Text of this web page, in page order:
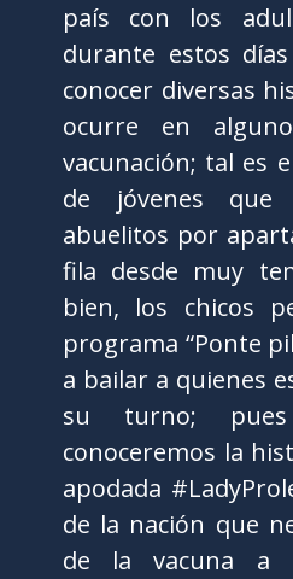
país con los
durante estos
conocer diversas
ocurre en
vacunación; tal es
de jóvenes
abuelitos por
fila desde muy
bien, los chicos
programa “Ponte
a bailar a quienes
su turno;
conoceremos la
apodada
de la nación que
de la vacuna a